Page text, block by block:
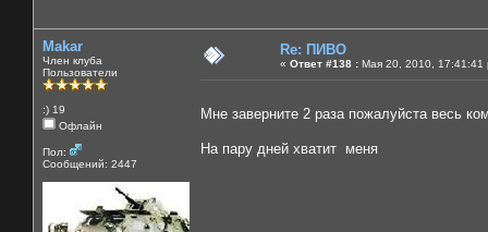
Makar
Член клуба
Пользователи
:) 19
Офлайн
Пол:
Сообщений: 2447
Re: ПИВО
« Ответ #138 : Мая 20, 2010, 17:41:41
Мне заверните 2 раза пожалуйста весь
На пару дней хватит меня